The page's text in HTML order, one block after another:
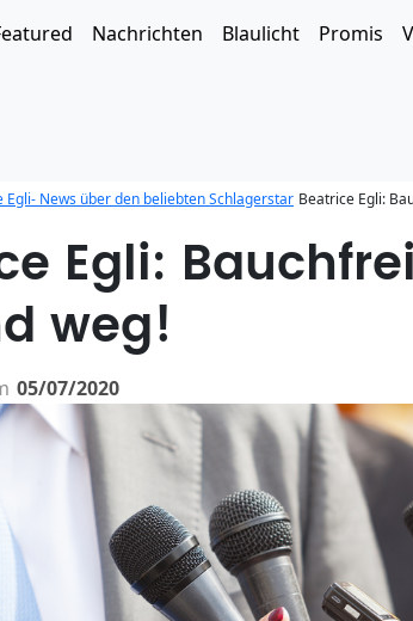
Nachrichten Blaulicht Promis
Egli- News über den beliebten Schlagerstar Beatrice Egli:
Egli:
weg!
05/07/2020